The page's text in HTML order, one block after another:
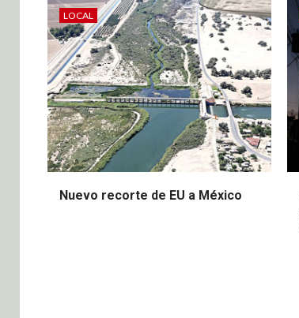
LOCAL
Nuevo recorte de EU a México